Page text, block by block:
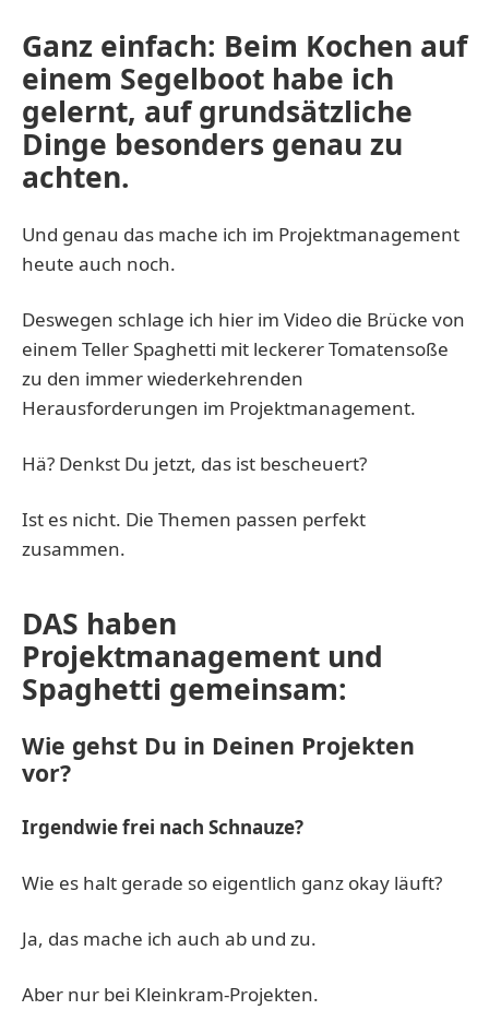
Ganz einfach: Beim Kochen auf
einem Segelboot habe ich
gelernt, auf grundsätzliche
Dinge besonders genau zu
achten.
Und genau das mache ich im Projektmanagement
heute auch noch.
Deswegen schlage ich hier im Video die Brücke von
einem Teller Spaghetti mit leckerer Tomatensoße
zu den immer wiederkehrenden
Herausforderungen im Projektmanagement.
Hä? Denkst Du jetzt, das ist bescheuert?
Ist es nicht. Die Themen passen perfekt
zusammen.
DAS haben
Projektmanagement und
Spaghetti gemeinsam:
Wie gehst Du in Deinen Projekten
vor?
Irgendwie frei nach Schnauze?
Wie es halt gerade so eigentlich ganz okay läuft?
Ja, das mache ich auch ab und zu.
Aber nur bei Kleinkram-Projekten.